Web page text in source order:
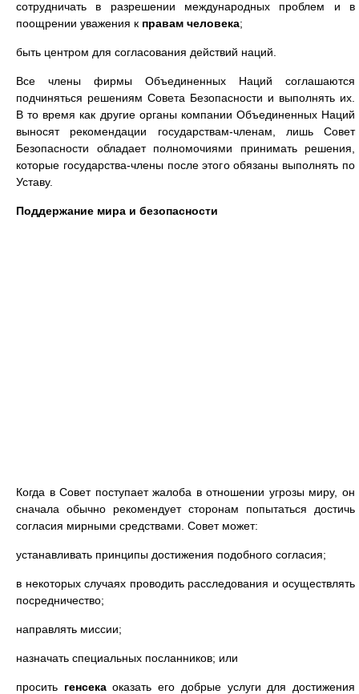
сотрудничать в разрешении международных проблем и в
поощрении уважения к правам человека;
быть центром для согласования действий наций.
Все члены фирмы Объединенных Наций соглашаются
подчиняться решениям Совета Безопасности и выполнять их.
В то время как другие органы компании Объединенных Наций
выносят рекомендации государствам-членам, лишь Совет
Безопасности обладает полномочиями принимать решения,
которые государства-члены после этого обязаны выполнять по
Уставу.
Поддержание мира и безопасности
Когда в Совет поступает жалоба в отношении угрозы миру, он
сначала обычно рекомендует сторонам попытаться достичь
согласия мирными средствами. Совет может:
устанавливать принципы достижения подобного согласия;
в некоторых случаях проводить расследования и осуществлять
посредничество;
направлять миссии;
назначать специальных посланников; или
просить генсекаоказать его добрые услуги для достижения